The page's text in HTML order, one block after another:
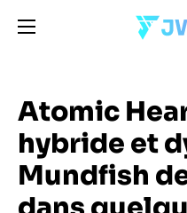
Atomic
hybride et
Mundfish